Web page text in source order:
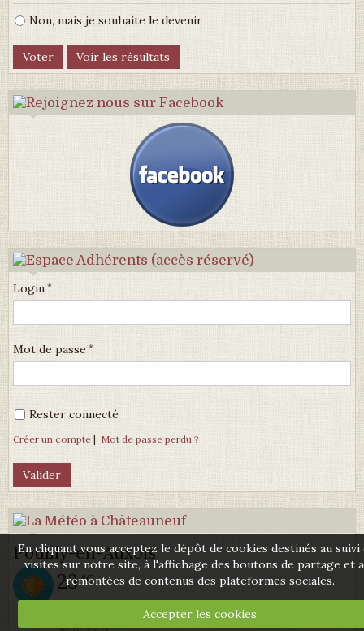
Non, mais je souhaite le devenir
Login
Mot de passe
Rester connecté
Créer un compte | Mot de passe perdu ?
Pouilly-en-Auxois
23 °C
En cliquant vous acceptez le dépôt de cookies destinés au suivi
visites sur notre site, à l'affichage des boutons de partage et
remontées de contenus des plateformes sociales.
Accepter les cookies